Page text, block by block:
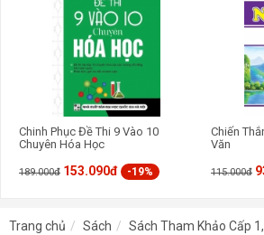
câu, sách sẽ là tài liệu hữu ích cho các em
bí kíp để đạt điểm số cao nhất ở từng dạng
Anh vào lớp 10.
Chinh Phục Đề Thi 9 Vào 10
Chuyên Hóa Học
189.000đ 153.090đ -19%
Chiến
Văn
115.000đ
Trang chủ Sách Sách Tham Khảo Cấp